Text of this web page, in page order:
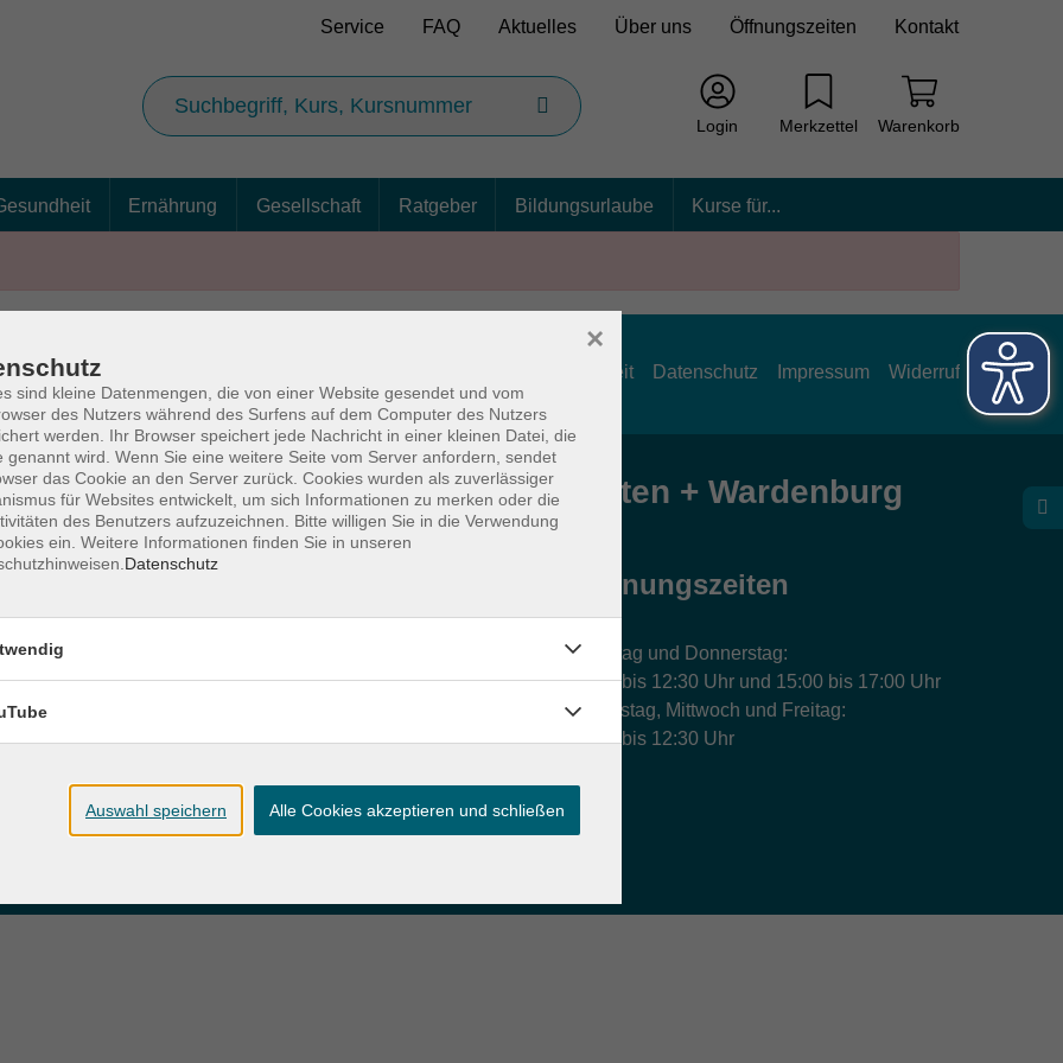
Service FAQ Aktuelles Über uns Öffnungszeiten Kontakt
Login Merkzettel Warenkorb
Ernährung Gesellschaft Ratgeber Bildungsurlaube Kurse für...
Barrierefreiheit Datenschutz Impressum Widerruf
und Donnerstag:
Volkshochschule Hatten + Wardenburg
26203 Wardenburg
Öffnungszeiten
Montag und Donnerstag:
9:00 bis 12:30 Uhr und 15:00 bis 17:00 Uhr
Dienstag, Mittwoch und Freitag:
9:00 bis 12:30 Uhr
sind kleine Datenmengen, die von einer Website gesendet und vom
des Nutzers während des Surfens auf dem Computer des Nutzers
werden. Ihr Browser speichert jede Nachricht in einer kleinen Datei, die
genannt wird. Wenn Sie eine weitere Seite vom Server anfordern, sendet
das Cookie an den Server zurück. Cookies wurden als zuverlässiger
für Websites entwickelt, um sich Informationen zu merken oder die
des Benutzers aufzuzeichnen. Bitte willigen Sie in die Verwendung
ein. Weitere Informationen finden Sie in unseren
Datenschutz
×
Auswahl speichern Alle Cookies akzeptieren und schließen